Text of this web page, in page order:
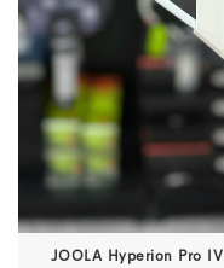
JOOLA Hyperion Pro IV